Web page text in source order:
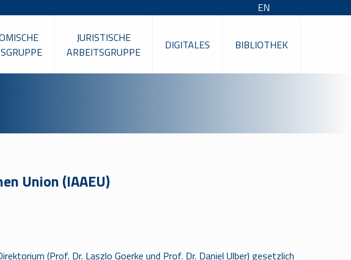
EN
JURISTISCHE
ARBEITSGRUPPE
DIGITALES BIBLIOTHEK
Union (IAAEU)
(Prof. Dr. Laszlo Goerke und Prof. Dr. Daniel Ulber) gesetzlich